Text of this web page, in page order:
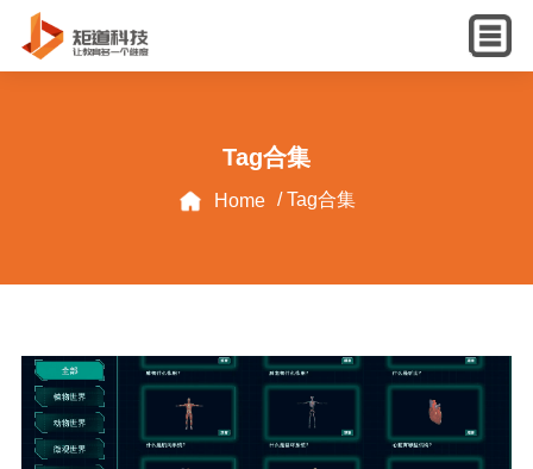
English
Tag合集
Home / Tag合集